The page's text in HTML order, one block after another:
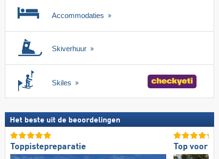
Accommodaties
Skiverhuur
Skiles
Het beste uit de beoordelingen
Toppistepreparatie Top voor